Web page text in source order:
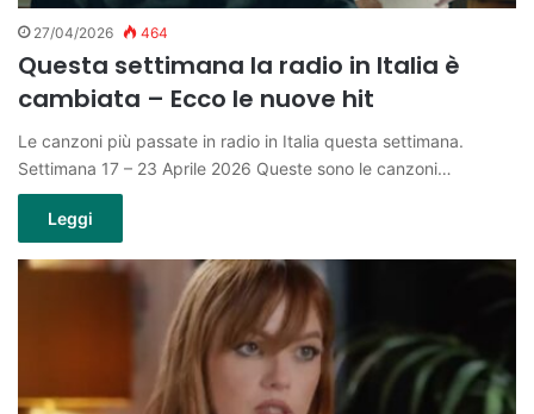
27/04/2026 464
Questa settimana la radio in Italia è
cambiata – Ecco le nuove hit
Le canzoni più passate in radio in Italia questa settimana.
Settimana 17 – 23 Aprile 2026 Queste sono le canzoni…
Leggi